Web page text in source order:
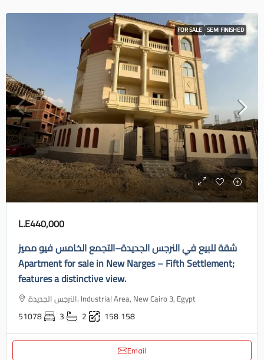
FOR SALE SEMI FINISHED
L.E440,000
شقة للبيع في النرجس الجديدة–التجمع الخامس فيو مميز
Apartment for sale in New Narges – Fifth Settlement;
features a distinctive view.
النرجس الجديدة، Industrial Area, New Cairo 3, Egypt
51078 3 2 158158
Email